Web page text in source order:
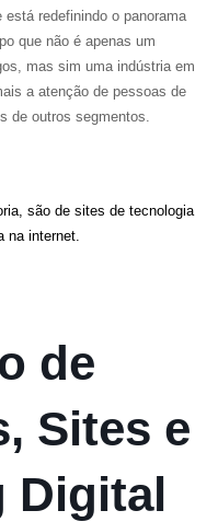
está redefinindo o panorama
que não é apenas um
mas sim uma indústria em
a atenção de pessoas de
de outros segmentos.
são de sites de tecnologia
na internet.
de
Sites e
Digital